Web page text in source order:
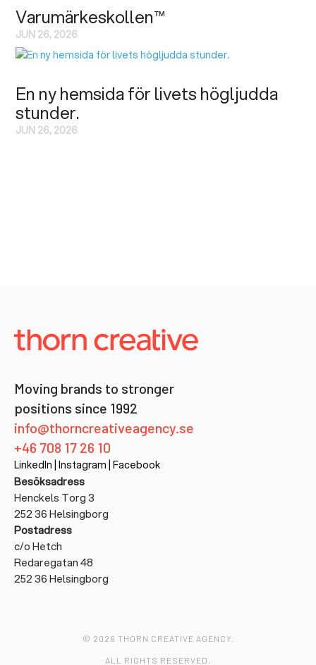
Varumärkeskollen™
JUN 26, 2026
En ny hemsida för livets högljudda
stunder.
JUN 26, 2026
Moving brands to stronger
positions since 1992
info@thorncreativeagency.se
+46 708 17 26 10
LinkedIn | Instagram | Facebook
Besöksadress
Henckels Torg 3
252 36 Helsingborg
Postadress
c/o Hetch
Redaregatan 48
252 36 Helsingborg
© 2026 THORN CREATIVE AGENCY.
ALL RIGHTS RESERVED.